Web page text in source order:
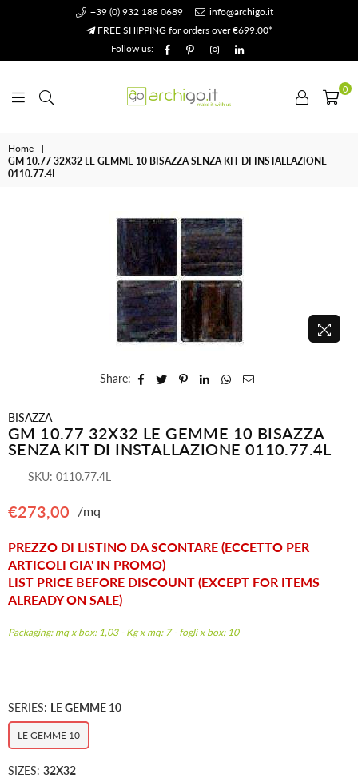
+39 (0) 932 188 0689
info@archigo.it
FREE SHIPPING for orders over €699.00*
Follow us:
FacebookPinterestInstagramLinkedin
0
Home
|
GM 10.77 32X32 LE GEMME 10 BISAZZA SENZA KIT DI INSTALLAZIONE
0110.77.4L
Share:
BISAZZA
GM 10.77 32X32 LE GEMME 10 BISAZZA
SENZA KIT DI INSTALLAZIONE 0110.77.4L
SKU: 0110.77.4L
Regular
€273,00 /mq
PREZZO DI LISTINO DA SCONTARE (ECCETTO PER
ARTICOLI GIA' IN PROMO)
LIST PRICE BEFORE DISCOUNT (EXCEPT FOR ITEMS
ALREADY ON SALE)
Packaging: mq x box: 1,03 - Kg x mq: 7 - fogli x box: 10
SERIES: LE GEMME 10
LE GEMME 10
SIZES: 32X32